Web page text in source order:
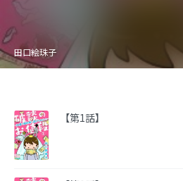
田口絵珠子
【第1話】